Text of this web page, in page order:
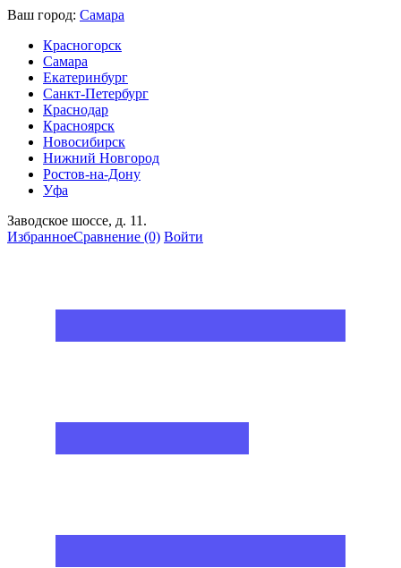
Ваш город: Самара
Красногорск
Самара
Екатеринбург
Санкт-Петербург
Краснодар
Красноярск
Новосибирск
Нижний Новгород
Ростов-на-Дону
Уфа
Заводское шоссе, д. 11.
ИзбранноеСравнение (0) Войти